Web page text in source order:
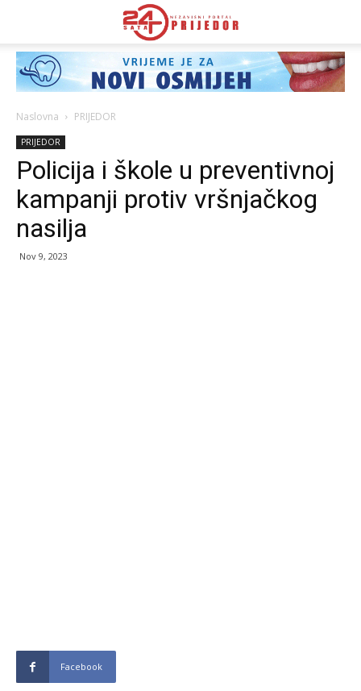
Naslovna PRIJEDOR
PRIJEDOR
Policija i škole u preventivnoj
kampanji protiv vršnjačkog
nasilja
Nov 9, 2023
Facebook